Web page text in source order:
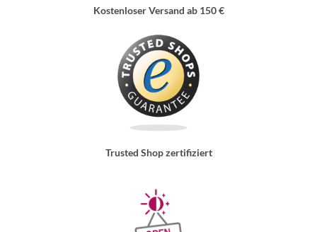
Kostenloser Versand ab 150 €
Trusted Shop zertifiziert